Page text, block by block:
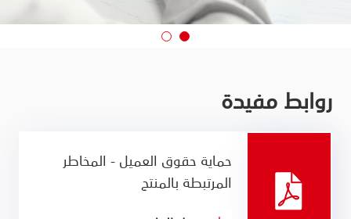
روابط مفيدة
حماية حقوق العميل - المخاطر
المرتبطة بالمنتج